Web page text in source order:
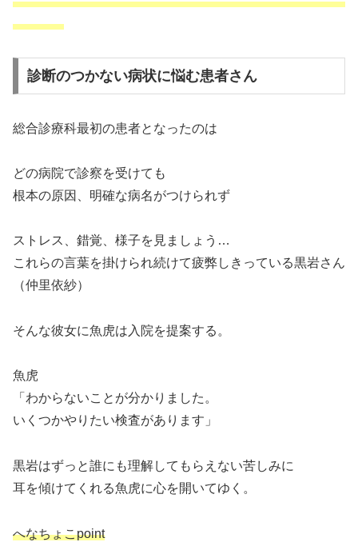
診断のつかない病状に悩む患者さん
総合診療科最初の患者となったのは
どの病院で診察を受けても
根本の原因、明確な病名がつけられず
ストレス、錯覚、様子を見ましょう…
これらの言葉を掛けられ続けて疲弊しきっている黒岩さん
（仲里依紗）
そんな彼女に魚虎は入院を提案する。
魚虎
「わからないことが分かりました。
いくつかやりたい検査があります」
黒岩はずっと誰にも理解してもらえない苦しみに
耳を傾けてくれる魚虎に心を開いてゆく。
へなちょこpoint